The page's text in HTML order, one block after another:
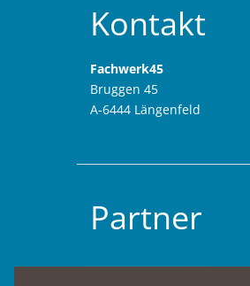
Kontakt
Fachwerk45
Bruggen 45
A-6444 Längenfeld
Partner